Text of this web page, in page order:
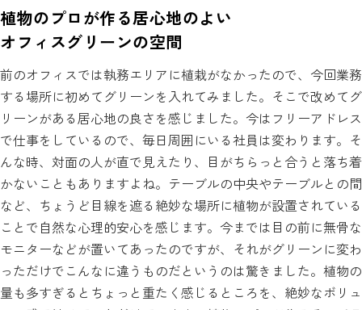
植物のプロが作る居心地のよい
オフィスグリーンの空間
前のオフィスでは執務エリアに植栽がなかったので、今回業務
する場所に初めてグリーンを入れてみました。そこで改めてグ
リーンがある居心地の良さを感じました。今はフリーアドレス
で仕事をしているので、毎日周囲にいる社員は変わります。そ
んな時、対面の人が直で見えたり、目がちらっと合うと落ち着
かないこともありますよね。テーブルの中央やテーブルとの間
など、ちょうど目線を遮る絶妙な場所に植物が設置されている
ことで自然な心理的安心を感じます。今までは目の前に無骨な
モニターなどが置いてあったのですが、それがグリーンに変わ
っただけでこんなに違うものだというのは驚きました。植物の
量も多すぎるとちょっと重たく感じるところを、絶妙なボリュ